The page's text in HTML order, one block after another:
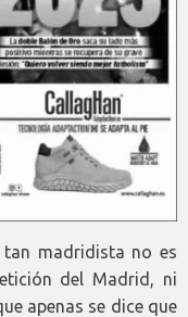
madridista no es
del Madrid, ni
apenas se dice que